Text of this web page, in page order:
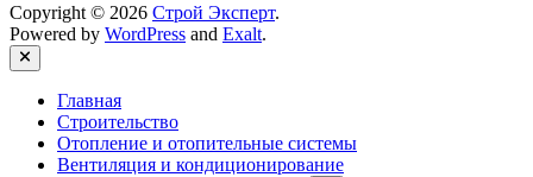
Copyright © 2026 Строй Эксперт.
Powered by WordPress and Exalt.
Close
Главная
Строительство
Отопление и отопительные системы
Вентиляция и кондиционирование